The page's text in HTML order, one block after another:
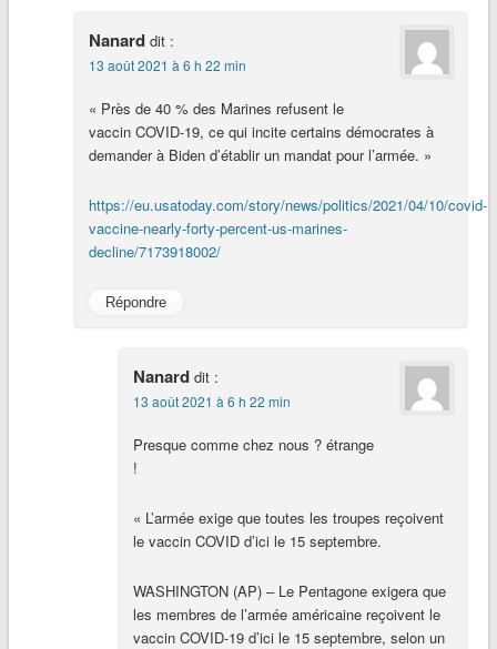
Nanard dit :
13 août 2021 à 6 h 22 min
« Près de 40 % des Marines refusent le
vaccin COVID-19, ce qui incite certains démocrates à
demander à Biden d’établir un mandat pour l’armée. »
https://eu.usatoday.com/story/news/politics/2021/04/10/covid-
vaccine-nearly-forty-percent-us-marines-
decline/7173918002/
Répondre
Nanard dit :
13 août 2021 à 6 h 22 min
Presque comme chez nous ? étrange
!
« L’armée exige que toutes les troupes reçoivent
le vaccin COVID d’ici le 15 septembre.
WASHINGTON (AP) – Le Pentagone exigera que
les membres de l’armée américaine reçoivent le
vaccin COVID-19 d’ici le 15 septembre, selon un